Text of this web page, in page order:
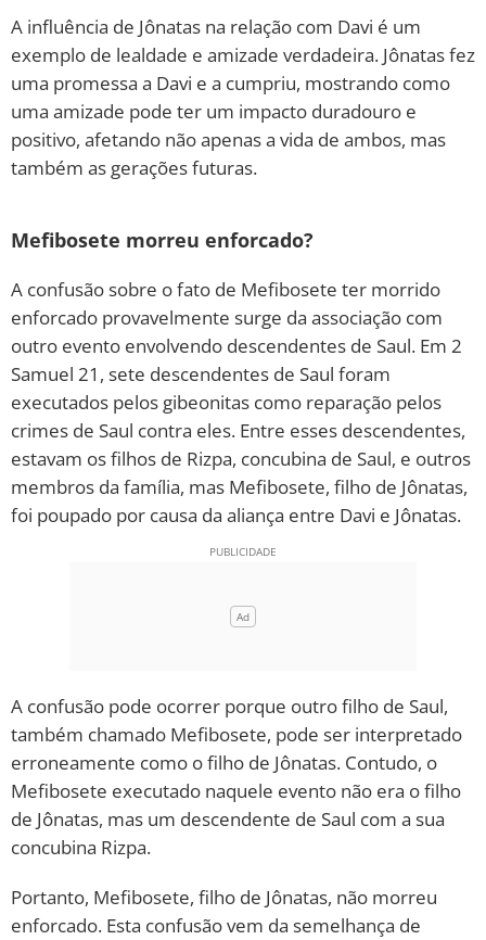
A influência de Jônatas na relação com Davi é um
exemplo de lealdade e amizade verdadeira. Jônatas fez
uma promessa a Davi e a cumpriu, mostrando como
uma amizade pode ter um impacto duradouro e
positivo, afetando não apenas a vida de ambos, mas
também as gerações futuras.
Mefibosete morreu enforcado?
A confusão sobre o fato de Mefibosete ter morrido
enforcado provavelmente surge da associação com
outro evento envolvendo descendentes de Saul. Em 2
Samuel 21, sete descendentes de Saul foram
executados pelos gibeonitas como reparação pelos
crimes de Saul contra eles. Entre esses descendentes,
estavam os filhos de Rizpa, concubina de Saul, e outros
membros da família, mas Mefibosete, filho de Jônatas,
foi poupado por causa da aliança entre Davi e Jônatas.
A confusão pode ocorrer porque outro filho de Saul,
também chamado Mefibosete, pode ser interpretado
erroneamente como o filho de Jônatas. Contudo, o
Mefibosete executado naquele evento não era o filho
de Jônatas, mas um descendente de Saul com a sua
concubina Rizpa.
Portanto, Mefibosete, filho de Jônatas, não morreu
enforcado. Esta confusão vem da semelhança de